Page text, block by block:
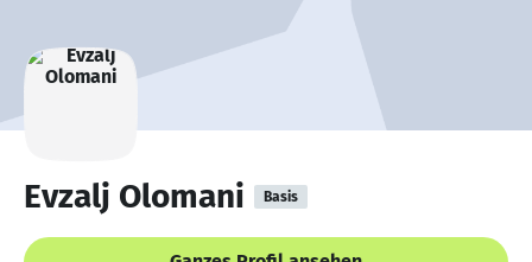
Evzalj Olomani Basis